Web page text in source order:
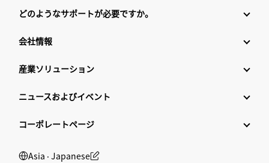
どのようなサポートが必要ですか。
会社情報
産業ソリューション
ニュースおよびイベント
コーポレートページ
Asia ‧ Japanese